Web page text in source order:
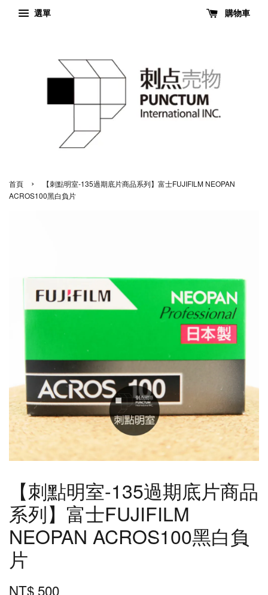
選單 購物車
首頁 ›
【刺點明室-135過期底片商品系列】富士FUJIFILM NEOPAN
ACROS100黑白負片
【刺點明室-135過期底片商品
系列】富士FUJIFILM
NEOPAN ACROS100黑白負
片
NT$ 500